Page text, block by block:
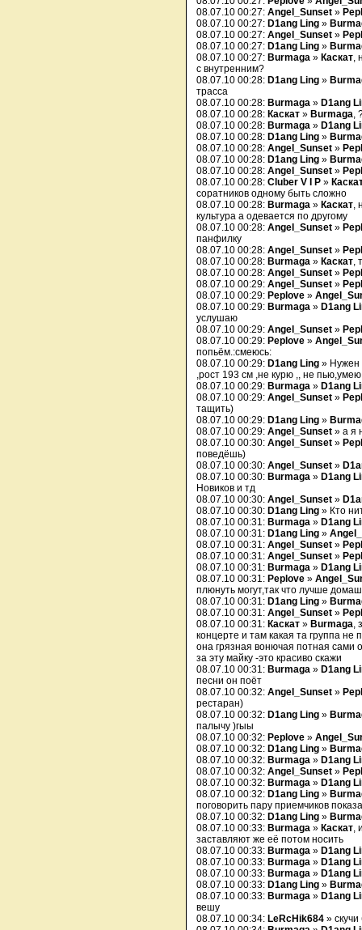
08.07.10 00:27: Angel_Sunset »
08.07.10 00:27: D1ang Ling »
08.07.10 00:27: Angel_Sunset »
08.07.10 00:27: D1ang Ling »
08.07.10 00:27: Burmaga » Каскат,
с внутренним?
08.07.10 00:28: D1ang Ling »
трасса
08.07.10 00:28: Burmaga » D1ang
08.07.10 00:28: Каскат » Burmaga,
08.07.10 00:28: Burmaga » D1ang
08.07.10 00:28: D1ang Ling »
08.07.10 00:28: Angel_Sunset »
08.07.10 00:28: D1ang Ling »
08.07.10 00:28: Angel_Sunset »
08.07.10 00:28: Cluber V I P »
соратников одному быть сложно
08.07.10 00:28: Burmaga » Каскат,
культура а одевается по другому
08.07.10 00:28: Angel_Sunset »
панфилку
08.07.10 00:28: Angel_Sunset »
08.07.10 00:28: Burmaga » Каскат,
08.07.10 00:28: Angel_Sunset »
08.07.10 00:29: Angel_Sunset »
08.07.10 00:29: Peplove »
08.07.10 00:29: Burmaga » D1ang
услушаю
08.07.10 00:29: Angel_Sunset »
08.07.10 00:29: Peplove »
попьём.:смеюсь:
08.07.10 00:29: D1ang Ling » Нужен
,рост 193 см ,не курю ,, не
08.07.10 00:29: Burmaga » D1ang
08.07.10 00:29: Angel_Sunset »
тащить)
08.07.10 00:29: D1ang Ling »
08.07.10 00:29: Angel_Sunset » а я
08.07.10 00:30: Angel_Sunset »
поведёшь)
08.07.10 00:30: Angel_Sunset »
08.07.10 00:30: Burmaga » D1ang
Новиков и тд
08.07.10 00:30: Angel_Sunset »
08.07.10 00:30: D1ang Ling » Кто
08.07.10 00:31: Burmaga » D1ang
08.07.10 00:31: D1ang Ling »
08.07.10 00:31: Angel_Sunset »
08.07.10 00:31: Angel_Sunset »
08.07.10 00:31: Burmaga » D1ang
08.07.10 00:31: Peplove »
плюнуть могут,так что лучше
08.07.10 00:31: D1ang Ling »
08.07.10 00:31: Angel_Sunset »
08.07.10 00:31: Каскат » Burmaga,
концерте и там какая та группа
она грязная вонючая потная сами
за эту майку -это красиво скажи
08.07.10 00:31: Burmaga » D1ang
песни он поёт
08.07.10 00:32: Angel_Sunset »
рестаран)
08.07.10 00:32: D1ang Ling »
палычу )гыы
08.07.10 00:32: Peplove »
08.07.10 00:32: D1ang Ling »
08.07.10 00:32: Burmaga » D1ang
08.07.10 00:32: Angel_Sunset »
08.07.10 00:32: Burmaga » D1ang
08.07.10 00:32: D1ang Ling »
поговорить пару приемчиков
08.07.10 00:32: D1ang Ling »
08.07.10 00:33: Burmaga » Каскат,
заставляют же её потом носить
08.07.10 00:33: Burmaga » D1ang
08.07.10 00:33: Burmaga » D1ang
08.07.10 00:33: Burmaga » D1ang
08.07.10 00:33: D1ang Ling »
08.07.10 00:33: Burmaga » D1ang
вешу
08.07.10 00:34: LeRcHik684 »